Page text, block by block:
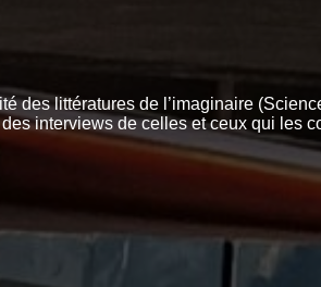
des littératures de l’imaginaire
interviews de celles et ceux qui les